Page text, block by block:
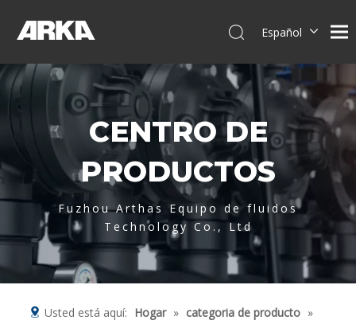
Español
简体中文
العربية
Français
Pусский
Italiano
CENTRO DE
PRODUCTOS
Fuzhou Arthas Equipo de fluidos
Technology Co., Ltd
Usted está aquí: Hogar » categoria de producto »